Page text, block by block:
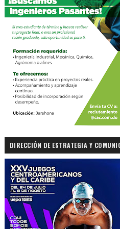
DIRECCIÓN DE ESTRATEGIA Y